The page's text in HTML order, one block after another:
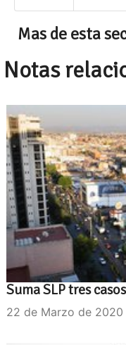
Mas de esta
Notas
Suma SLP tres
22 de Marzo de 2020